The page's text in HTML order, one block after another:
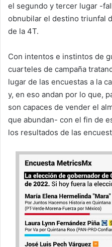
el segundo y tercer lugar -
obnubilar el destino triunfal
de la 4T.
Con intentos e instintos de
cuarteles de campaña
lugar de las encuestas a la
y, en eso andan por lo que,
son capaces de vender el
que abundan- con el fin de
los resultados de las